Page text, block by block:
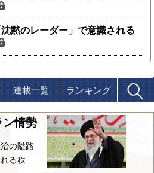
黙のレーダー」で意識される
連載一覧 ランキング
ン情勢
の隘路
る秩